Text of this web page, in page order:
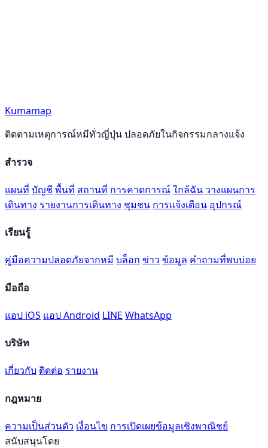
Kumamap
ติดตามเหตุการณ์หมีทั่วญี่ปุ่น ปลอดภัยในกิจกรรมกลางแจ้ง
สำรวจ
แผนที่ บัญชี พื้นที่ สถานที่ การคาดการณ์ใกล้ฉัน วางแผนการ
เดินทาง รายงานการเดินทาง ชุมชน การแจ้งเตือน อุปกรณ์
เรียนรู้
คู่มือความปลอดภัยจากหมี บล็อก ข่าว ข้อมูล คำถามที่พบบ่อย
มือถือ
แอป iOS แอป Android LINE WhatsApp
บริษัท
เกี่ยวกับ ติดต่อ รายงาน
กฎหมาย
ความเป็นส่วนตัว เงื่อนไข การเปิดเผยข้อมูลเชิงพาณิชย์
สนับสนุนโดย